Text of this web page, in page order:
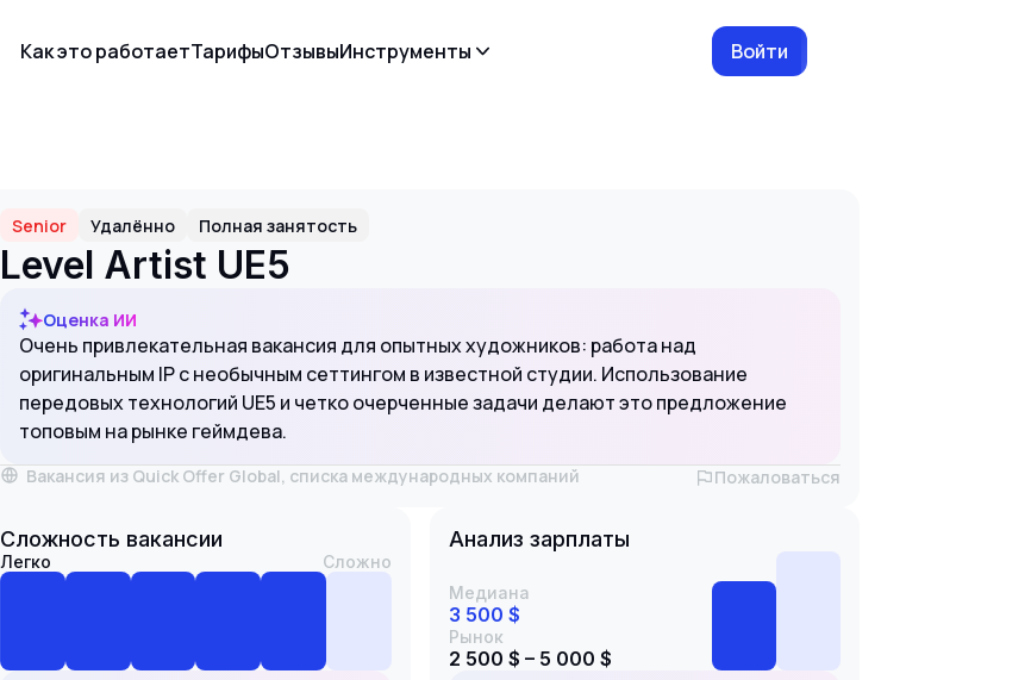
Как это работаетТарифыОтзывыИнструменты Войти
Senior Удалённо Полная занятость
Level Artist UE5
Оценка ИИ
Очень привлекательная вакансия для опытных художников: работа над
оригинальным IP с необычным сеттингом в известной студии. Использование
передовых технологий UE5 и четко очерченные задачи делают это предложение
топовым на рынке геймдева.
Вакансия из Quick Offer Global, списка международных компаний Пожаловаться
Сложность вакансии
Легко Сложно
Анализ зарплаты
Медиана
3 500 $
Рынок
2 500 $ – 5 000 $